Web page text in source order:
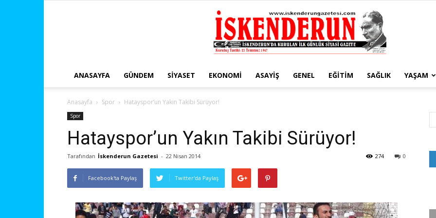
ANASAYFA GÜNDEM SIYASET EKONOMI ASAYIŞ GENEL EĞITIM SAĞLIK YAŞAM
Anasayfa Spor Hatayspor’un Yakın Takibi Sürüyor!
Spor
Hatayspor’un Yakın Takibi Sürüyor!
Tarafından İskenderun Gazetesi - 22 Nisan 2014 0
274
Facebook'ta Paylaş Twitter'da Paylaş